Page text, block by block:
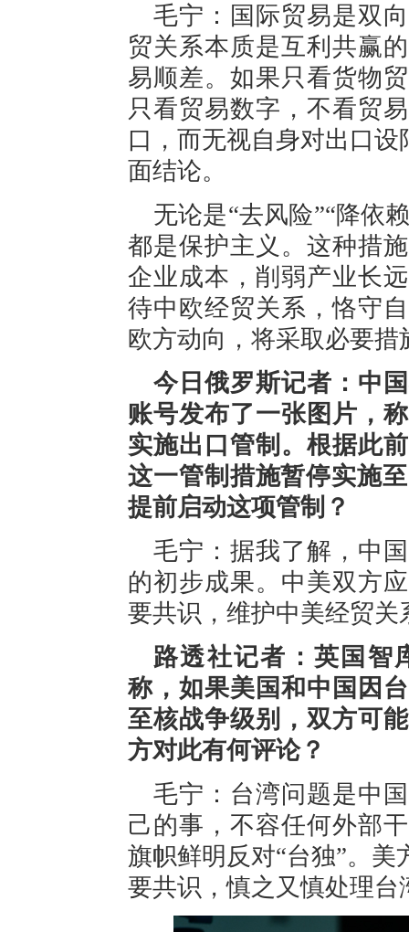
毛宁：国际贸易是双
贸关系本质是互利共赢
易顺差。如果只看货物
只看贸易数字，不看贸
口，而无视自身对出口
面结论。
无论是“去风险”“降依
都是保护主义。这种措
企业成本，削弱产业长
待中欧经贸关系，恪守
欧方动向，将采取必要
今日俄罗斯记者：中
账号发布了一张图片，
实施出口管制。根据此
这一管制措施暂停实施
提前启动这项管制？
毛宁：据我了解，中
的初步成果。中美双方
要共识，维护中美经贸
路透社记者：英国智
称，如果美国和中国因
至核战争级别，双方可
方对此有何评论？
毛宁：台湾问题是中
己的事，不容任何外部
旗帜鲜明反对“台独”。
要共识，慎之又慎处理台